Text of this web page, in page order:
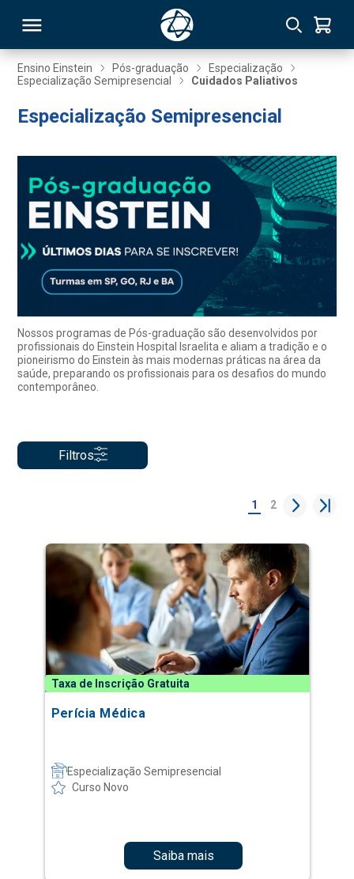
Ensino Einstein Pós-graduação
Especialização
Especialização Semipresencial
Cuidados Paliativos
Especialização Semipresencial
Nossos programas de Pós-graduação são desenvolvidos por
profissionais do Einstein Hospital Israelita e aliam a tradição e o
pioneirismo do Einstein às mais modernas práticas na área da
saúde, preparando os profissionais para os desafios do mundo
contemporâneo.
Filtros
1 2
Taxa de Inscrição Gratuita
Perícia Médica
Especialização Semipresencial
Curso Novo
Saiba mais